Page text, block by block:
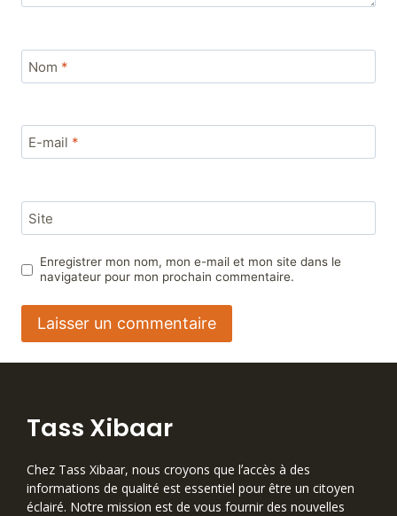
Nom *
E-mail *
Site
Enregistrer mon nom, mon e-mail et mon site dans le
navigateur pour mon prochain commentaire.
Tass Xibaar
Chez Tass Xibaar, nous croyons que lʼaccès à des
informations de qualité est essentiel pour être un citoyen
éclairé. Notre mission est de vous fournir des nouvelles